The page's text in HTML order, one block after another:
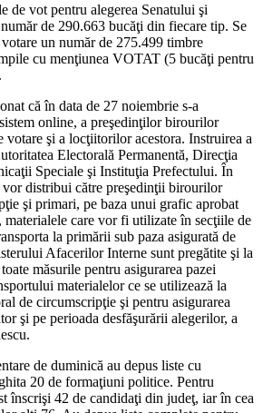
de vot pentru alegerea Senatului şi
de 290.663 bucăţi din fiecare tip. Se
un număr de 275.499 timbre
cu menţiunea VOTAT (5 bucăţi pentru
că în data de 27 noiembrie s-a
online, a preşedinţilor birourilor
votare şi a locţiitorilor acestora. Instruirea a
Electorală Permanentă, Direcţia
Speciale şi Instituţia Prefectului. În
vor distribui către preşedinţii birourilor
şi primari, pe baza unui grafic aprobat
care vor fi utilizate în secţiile de
la primării sub paza asigurată de
Afacerilor Interne sunt pregătite şi la
măsurile pentru asigurarea pazei
materialelor ce se utilizează la
de circumscripţie şi pentru asigurarea
şi pe perioada desfăşurării alegerilor, a
de duminică au depus liste cu
20 de formaţiuni politice. Pentru
înscrişi 42 de candidaţi din judeţ, iar în cea